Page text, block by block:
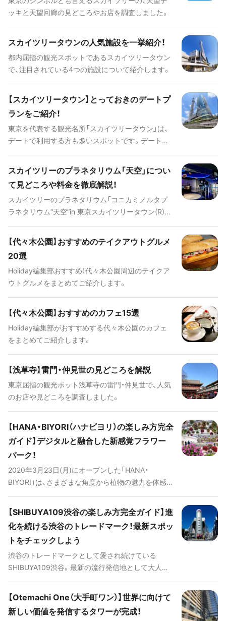
京ミズマチを動画でもご紹介！
[youtube:id:sYkeAny7g6A]
ッキと天望回廊の見どころやお店を調査しました。
スカイツリータウンの人気施設を一挙紹介！
都内屈指の観光スポットであるスカイツリータウン
で、注目されている4つの施設について紹介します。
【スカイツリータウン】とっておきのデートプ
ランをご紹介！
東京を代表する観光名所「スカイツリータウン」は、
デートで利用する方も多いスポットです。デートの
デートコースをご紹介します。
スカイツリーのプラネタリウム「天空」につい
て見どころや料金を徹底解説！
スカイツリーのプラネタリウム「コニカミノルタプ
ラネタリウム“天空”in 東京スカイツリータウン(R)」
す。最先端の機器と快適なシートを備えた「天空」の
見どころについて詳しく紹介します！
【代々木公園】おすすめのテイクアウトグルメ
20選
Holiday編集部おすすめ！代々木公園周辺のテイクア
ウトグルメをまとめてご紹介します。
【代々木公園】おすすめのカフェ15選
Holiday編集部がおすすめする代々木公園のカフェ
をまとめてご紹介します。
【浅草寺】雷門・仲見世の見どころを解説
東京屈指の観光ポット浅草寺の雷門・仲見世で、人気
のお店や見どころを調査しました。
【HANA・BIYORI（ハナビヨリ）の楽しみ方完全
ガイド】デジタルと融合した新感覚フラワー
パーク！
2020年3月23日(月)にオープンした「HANA・
BIYORI」は、さまざまな角度から植物の魅力を体感で
マッピングのショーや、カワウソとのふれあい、ワー
クショップ、アクアリウムまで集まった、見どころ満
載の内容をご紹介します。 # HANA・BIYORIのおす
すめ動画 [youtube:id:r4PUbA2TjfY]
【SHIBUYA109渋谷の楽しみ方完全ガイド】進
化を続ける渋谷のトレードマーク！最新スポッ
トをチェックしよう
渋谷のトレードマークとして愛され続けている
SHIBUYA109渋谷。最新の流行発信地として大人気
く、食べ歩きグルメやインスタ映えする最新スポッ
トなど、目が離せないコンテンツがたっぷり含まれ
ています。また今回は、2018年4月に109MEN'Sから
【Otemachi One（大手町ワン）】世界に向けて
新しい価値を発信するタワーが完成！